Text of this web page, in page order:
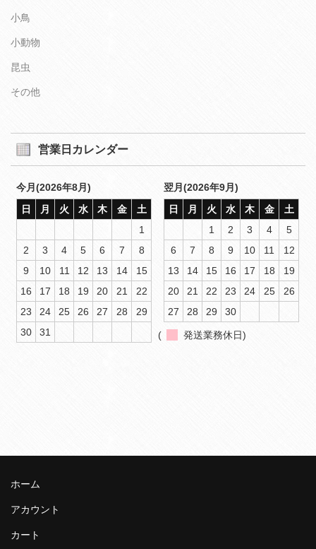
小鳥
小動物
昆虫
その他
営業日カレンダー
今月(2026年8月)
日
月 火 水 木 金
土
1
2
3 4 5 6 7
8
9
10 11 12 13 14
15
16
17 18 19 20 21
22
23
24 25 26 27 28
29
30
31
翌月(2026年9月)
日
月 火 水 木 金
土
1
2 3 4
5
6
7 8 9 10 11
12
13
14 15 16 17 18
19
20
21 22 23 24 25
26
27
28 29 30
( 発送業務休日)
ホーム
アカウント
カート